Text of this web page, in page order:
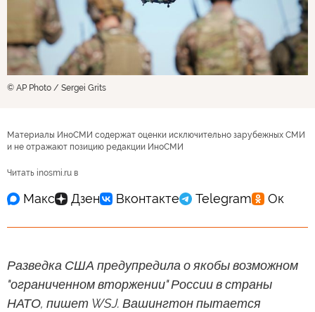
© AP Photo / Sergei Grits
Материалы ИноСМИ содержат оценки исключительно зарубежных СМИ
и не отражают позицию редакции ИноСМИ
Читать inosmi.ru в
Разведка США предупредила о якобы возможном
"ограниченном вторжении" России в страны
НАТО, пишет WSJ. Вашингтон пытается